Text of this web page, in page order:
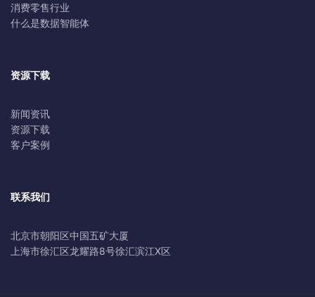
消费零售行业
什么是数据智能体
资源下载
新闻资讯
资源下载
客户案例
联系我们
北京市朝阳区中国五矿大厦
上海市徐汇区龙耀路8号徐汇滨江X区